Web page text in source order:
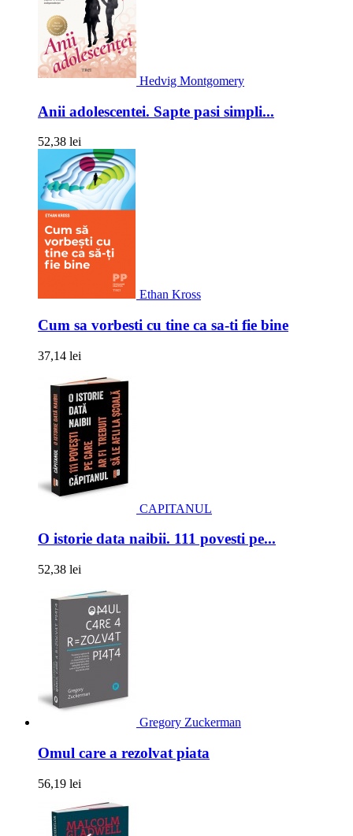
Hedvig Montgomery
Anii adolescentei. Sapte pasi simpli...
52,38 lei
Ethan Kross
Cum sa vorbesti cu tine ca sa-ti fie bine
37,14 lei
CAPITANUL
O istorie data naibii. 111 povesti pe...
52,38 lei
Gregory Zuckerman
Omul care a rezolvat piata
56,19 lei